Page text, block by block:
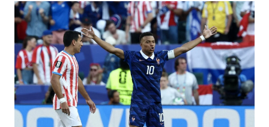
SVJETSKO PRVENSTVO 2026